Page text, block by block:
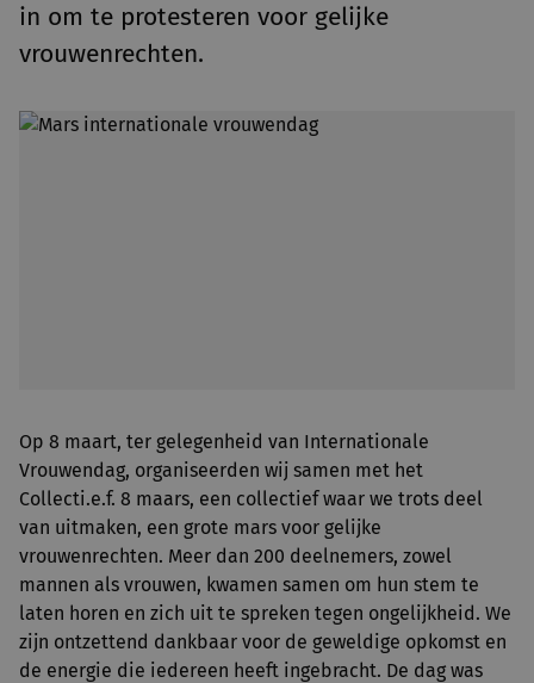
in om te protesteren voor gelijke
vrouwenrechten.
Op 8 maart, ter gelegenheid van Internationale
Vrouwendag, organiseerden wij samen met het
Collecti.e.f. 8 maars, een collectief waar we trots deel
van uitmaken, een grote mars voor gelijke
vrouwenrechten. Meer dan 200 deelnemers, zowel
mannen als vrouwen, kwamen samen om hun stem te
laten horen en zich uit te spreken tegen ongelijkheid. We
zijn ontzettend dankbaar voor de geweldige opkomst en
de energie die iedereen heeft ingebracht. De dag was